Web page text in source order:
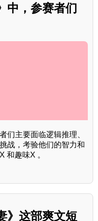
中，参赛者们
们主要面临逻辑推理、
战，考验他们的智力和
和趣味X 。
》这部爽文短